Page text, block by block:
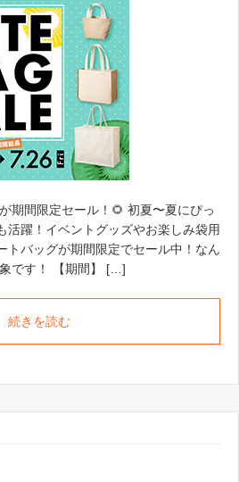
期間限定セール！🌻 初夏〜夏にぴっ
活躍！イベントグッズやお楽しみ袋用
トバッグが期間限定でセール中！なん
です！ 【期間】 […]
続きを読む